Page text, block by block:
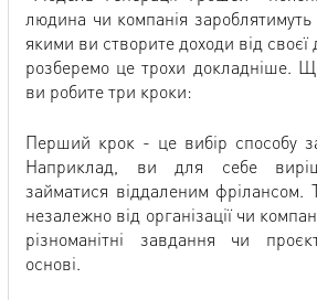
людина чи компанія зароблятимуть
якими ви створите доходи від своєї
розберемо це трохи докладніше.
ви робите три кроки:
Перший крок - це вибір способу
Наприклад, ви для себе
займатися віддаленим фрілансом.
незалежно від організації чи
різноманітні завдання чи
основі.